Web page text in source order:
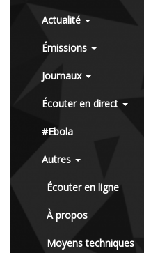
Actualité
Émissions
Journaux
Écouter en direct
#Ebola
Autres
Écouter en ligne
À propos
Moyens techniques